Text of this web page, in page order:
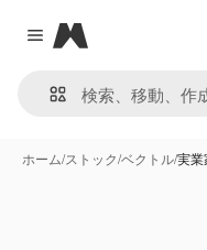
Close menu
Magnific
ホーム/ストック/ベクトル/実業